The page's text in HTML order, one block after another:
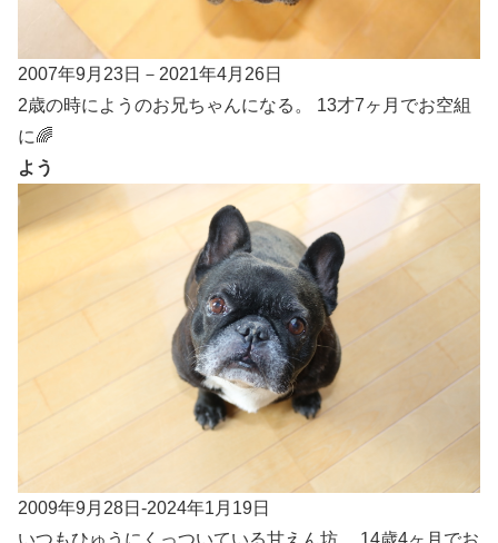
2007年9月23日－2021年4月26日
2歳の時にようのお兄ちゃんになる。 13才7ヶ月でお空組
に🌈
よう
2009年9月28日-2024年1月19日
いつもひゅうにくっついている甘えん坊。 14歳4ヶ月でお